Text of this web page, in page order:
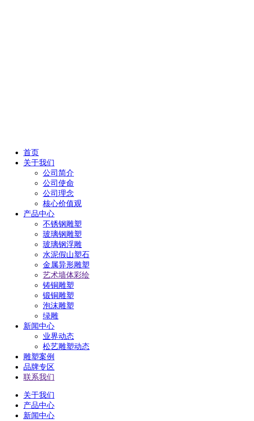
首页
关于我们
公司简介
公司使命
公司理念
核心价值观
产品中心
不锈钢雕塑
玻璃钢雕塑
玻璃钢浮雕
水泥假山塑石
金属异形雕塑
艺术墙体彩绘
铸铜雕塑
锻铜雕塑
泡沫雕塑
绿雕
新闻中心
业界动态
松艺雕塑动态
雕塑案例
品牌专区
联系我们
关于我们
产品中心
新闻中心